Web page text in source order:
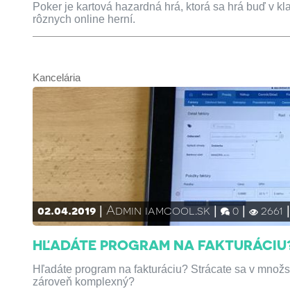
Poker je kartová hazardná hrá, ktorá sa hrá buď v
rôznych online herní.
Kancelária
02.04.2019 Admin iamcool.sk 0 2661
HĽADÁTE PROGRAM NA
Hľadáte program na fakturáciu? Strácate sa v
zároveň komplexný?